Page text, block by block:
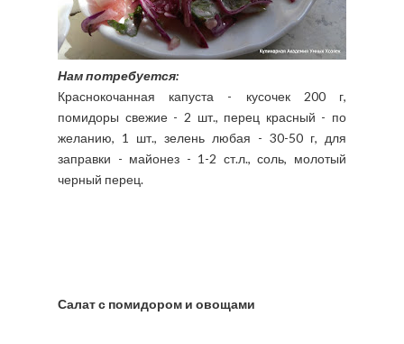
Нам потребуется:
Краснокочанная капуста - кусочек 200 г,
помидоры свежие - 2 шт., перец красный - по
желанию, 1 шт., зелень любая - 30-50 г, для
заправки - майонез - 1-2 ст.л., соль, молотый
черный перец.
Салат с помидором и овощами